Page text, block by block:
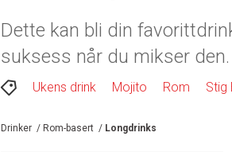
Dette kan bli din
suksess når du mikser den.
Ukens drink Mojito Rom Stig
Drinker / Rom-basert / Longdrinks